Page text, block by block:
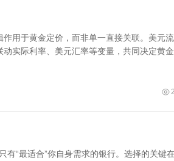
用于黄金定价，而非单一直接关联。美元
实际利率、美元汇率等变量，共同决定黄金
有“最适合”你自身需求的银行。选择的关键